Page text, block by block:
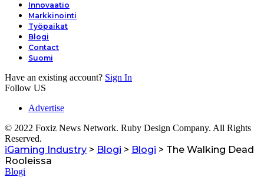
Innovaatio
Markkinointi
Työpaikat
Blogi
Contact
Suomi
Have an existing account? Sign In
Follow US
Advertise
© 2022 Foxiz News Network. Ruby Design Company. All Rights
Reserved.
iGaming Industry > Blogi > Blogi > The Walking Dead
Rooleissa
Blogi